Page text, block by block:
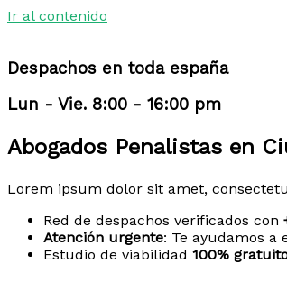
Ir al contenido
Despachos en toda españa
Lun - Vie. 8:00 - 16:00 pm
Abogados Penalistas en
Lorem ipsum dolor sit amet,
Red de despachos verificados con
Atención urgente: Te ayudamos a
Estudio de viabilidad 100%